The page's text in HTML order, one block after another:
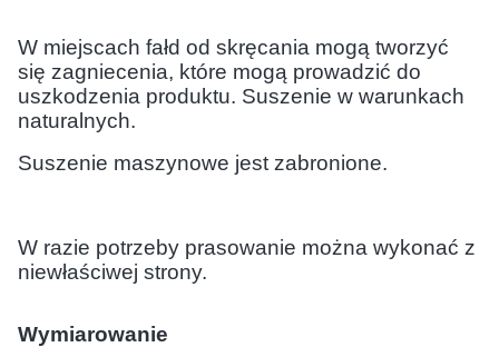
W miejscach fałd od skręcania mogą tworzyć
się zagniecenia, które mogą prowadzić do
uszkodzenia produktu. Suszenie w warunkach
naturalnych.
Suszenie maszynowe jest zabronione.
W razie potrzeby prasowanie można wykonać z
niewłaściwej strony.
Wymiarowanie